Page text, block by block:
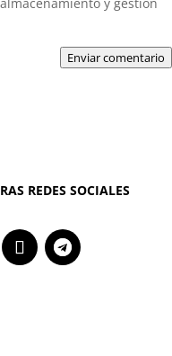
Enviar comentario
REDES SOCIALES